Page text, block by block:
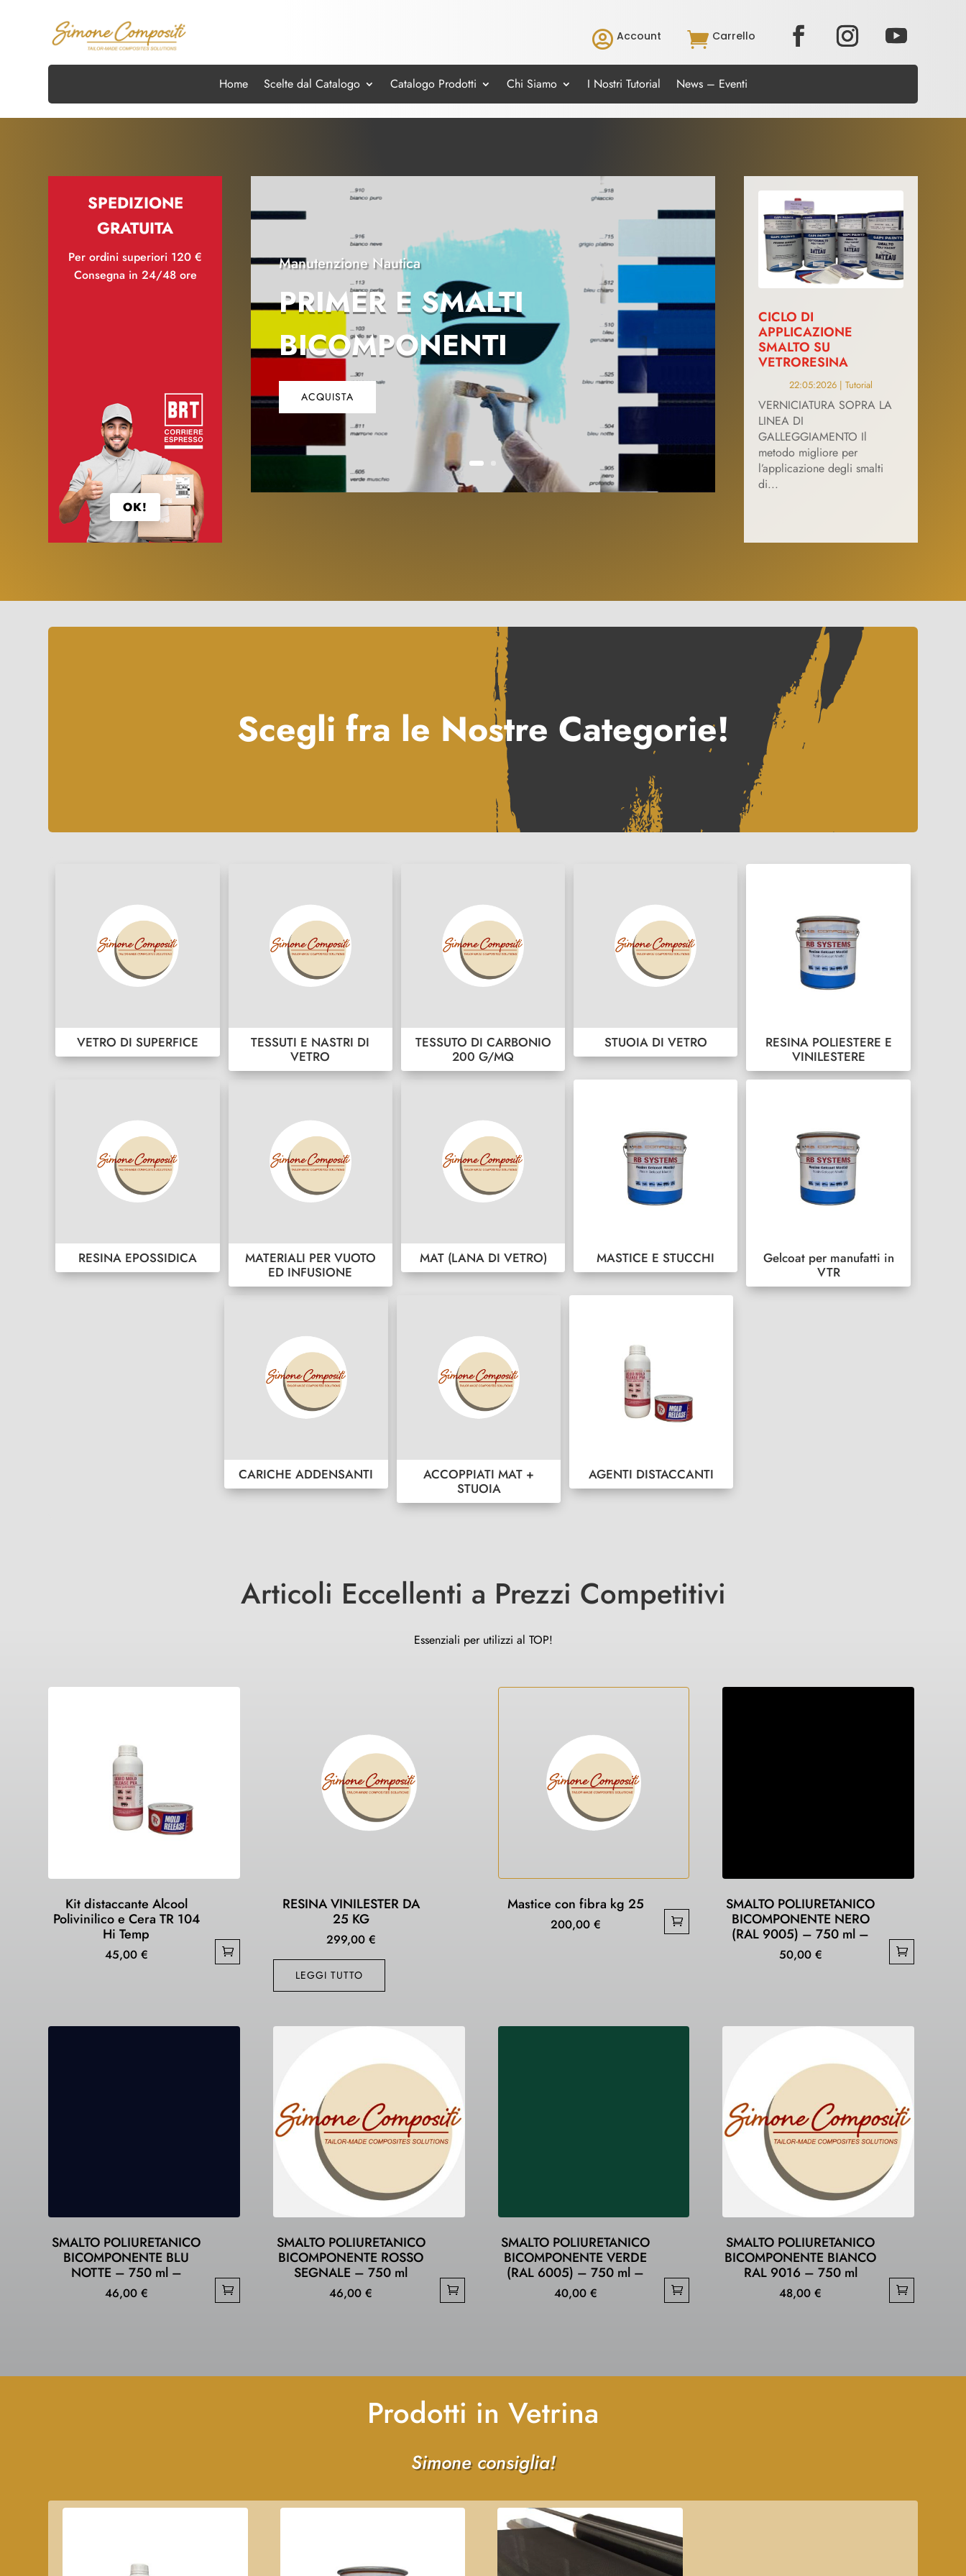
 Account  Carrello
Home Scelte dal Catalogo Catalogo Prodotti Chi Siamo I Nostri Tutorial News – Eventi
SPEDIZIONE
GRATUITA
Per ordini superiori 120 €
Consegna in 24/48 ore
OK!
Manutenzione Nautica
PRIMER E SMALTI
BICOMPONENTI
ACQUISTA
CICLO DI
APPLICAZIONE
SMALTO SU
VETRORESINA
22:05:2026| Tutorial
VERNICIATURA SOPRA LA
LINEA DI
GALLEGGIAMENTO Il
metodo migliore per
l’applicazione degli smalti
di...
Scegli fra le Nostre Categorie!
VETRO DI SUPERFICE
TESSUTI E NASTRI DI
VETRO
TESSUTO DI CARBONIO
200 G/MQ
STUOIA DI VETRO
RESINA POLIESTERE E
VINILESTERE
RESINA EPOSSIDICA
MATERIALI PER VUOTO
ED INFUSIONE
MAT (LANA DI VETRO) MASTICE E STUCCHI
Gelcoat per manufatti in
VTR
CARICHE ADDENSANTI
ACCOPPIATI MAT +
STUOIA
AGENTI DISTACCANTI
Articoli Eccellenti a Prezzi Competitivi
Essenziali per utilizzi al TOP!
Kit distaccante Alcool
Polivinilico e Cera TR 104
Hi Temp
45,00 €
RESINA VINILESTER DA
25 KG
299,00 €
LEGGI TUTTO
Mastice con fibra kg 25
200,00 €
SMALTO POLIURETANICO
BICOMPONENTE NERO
(RAL 9005) – 750 ml –
50,00 €
SMALTO POLIURETANICO
BICOMPONENTE BLU
NOTTE – 750 ml –
46,00 €
SMALTO POLIURETANICO
BICOMPONENTE ROSSO
SEGNALE – 750 ml
46,00€
SMALTO POLIURETANICO
BICOMPONENTE VERDE
(RAL 6005) – 750 ml –
40,00 €
SMALTO POLIURETANICO
BICOMPONENTE BIANCO
RAL 9016 – 750 ml
48,00€
Prodotti in Vetrina
Simone consiglia!